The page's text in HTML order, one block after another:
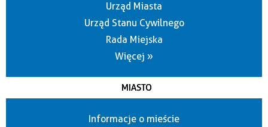
Urząd Miasta
Urząd Stanu Cywilnego
Rada Miejska
Więcej »
MIASTO
Informacje o mieście